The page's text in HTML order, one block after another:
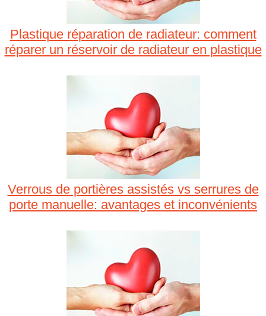
Plastique réparation de radiateur: comment
réparer un réservoir de radiateur en plastique
Verrous de portières assistés vs serrures de
porte manuelle: avantages et inconvénients